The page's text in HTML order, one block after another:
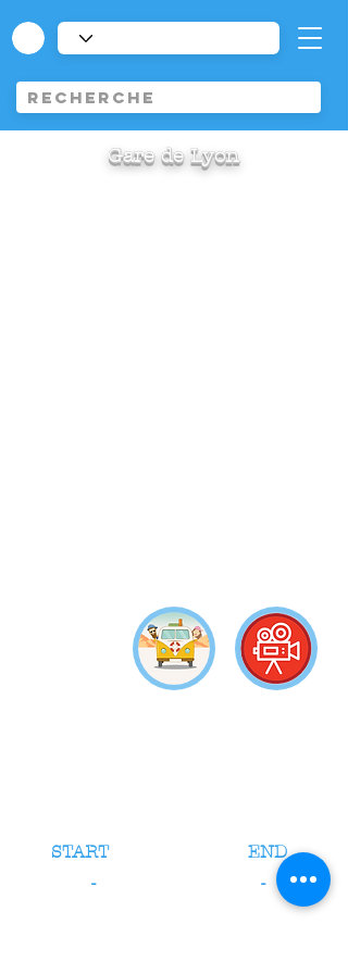
Gare de Lyon
START
-
END
-